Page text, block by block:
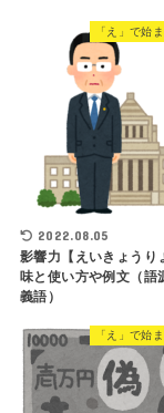
「え」で始
2022.08.05
影響力【えいきょうり
味と使い方や例文（語
義語）
「え」で始